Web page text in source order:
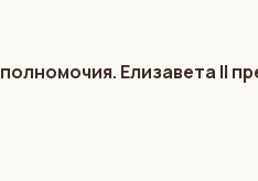
Елизавета II